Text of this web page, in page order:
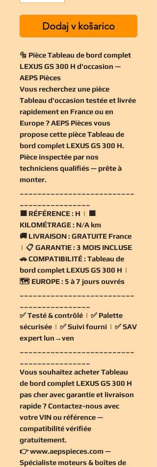
Dodaj v košarico
🔩 Pièce Tableau de bord complet
LEXUS GS 300 H d'occasion —
AEPS Pièces
Vous recherchez une pièce
Tableau d'occasion testée et livrée
rapidement en France ou en
Europe ? AEPS Pièces vous
propose cette pièce Tableau de
bord complet LEXUS GS 300 H.
Pièce inspectée par nos
techniciens qualifiés — prête à
monter.
🟧 RÉFÉRENCE : H | 🟧
KILOMÉTRAGE : N/A km
🚚 LIVRAISON : GRATUITE France
| 📋 GARANTIE : 3 MOIS INCLUSE
🚗COMPATIBILITÉ : Tableau de
bord complet LEXUS GS 300 H |
🗺️ EUROPE : 5 à 7 jours ouvrés
✅Testé & contrôlé | ✅ Palette
sécurisée | ✅Suivi fourni | ✅SAV
expert lun→ven
Vous souhaitez acheter Tableau
de bord complet LEXUS GS 300 H
pas cheravec garantie et livraison
rapide ? Contactez-nous avec
votre VIN ou référence —
compatibilité vérifiée
gratuitement.
👉www.aepspieces.com—
Spécialiste moteurs & boîtes de